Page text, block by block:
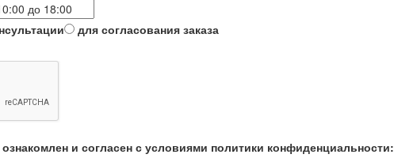
для согласования заказа
и согласен с условиями политики конфиденциальности: